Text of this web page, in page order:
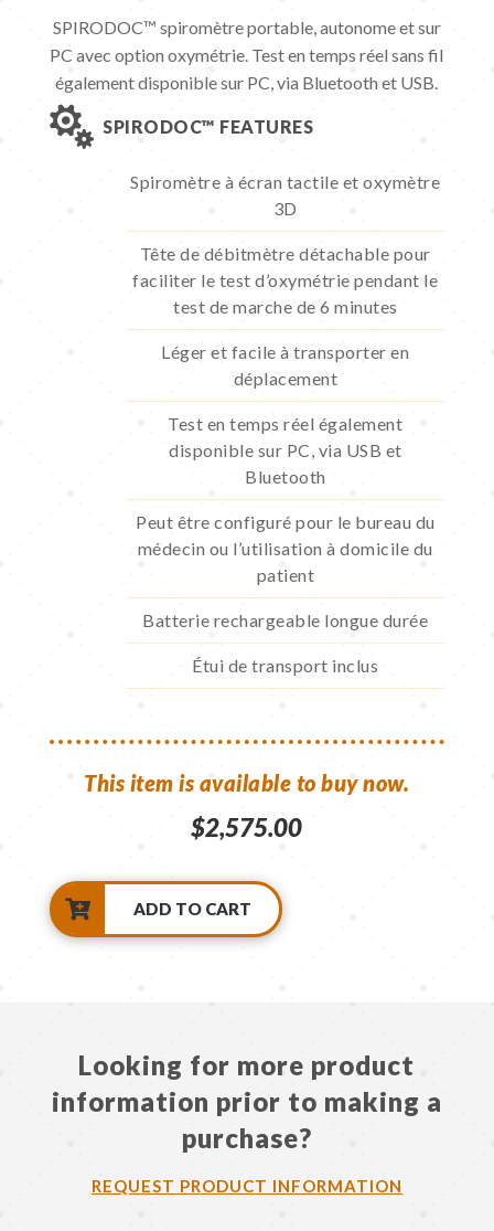
SPIRODOC™ spiromètre portable, autonome et sur
PC avec option oxymétrie. Test en temps réel sans fil
également disponible sur PC, via Bluetooth et USB.
 SPIRODOC™ FEATURES
Spiromètre à écran tactile et oxymètre
3D
Tête de débitmètre détachable pour
faciliter le test d’oxymétrie pendant le
test de marche de 6 minutes
Léger et facile à transporter en
déplacement
Test en temps réel également
disponible sur PC, via USB et
Bluetooth
Peut être configuré pour le bureau du
médecin ou l’utilisation à domicile du
patient
Batterie rechargeable longue durée
Étui de transport inclus
This item is available to buy now.
$2,575.00
ADD TO CART
Looking for more product
information prior to making a
purchase?
REQUEST PRODUCT INFORMATION